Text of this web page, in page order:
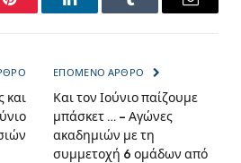
Pinterest LinkedInTumblr Email
και
ΕΠΌΜΕΝΟ ΆΡΘΡΟ
Και τον Ιούνιο παίζουμε
μπάσκετ … – Αγώνες
ακαδημιών με τη
συμμετοχή 6 ομάδων από